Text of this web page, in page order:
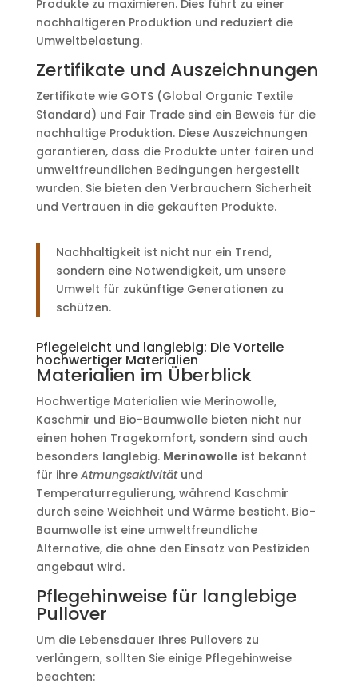
Produkte zu maximieren. Dies führt zu einer
nachhaltigeren Produktion und reduziert die
Umweltbelastung.
Zertifikate und Auszeichnungen
Zertifikate wie GOTS (Global Organic Textile
Standard) und Fair Trade sind ein Beweis für die
nachhaltige Produktion. Diese Auszeichnungen
garantieren, dass die Produkte unter fairen und
umweltfreundlichen Bedingungen hergestellt
wurden. Sie bieten den Verbrauchern Sicherheit
und Vertrauen in die gekauften Produkte.
Nachhaltigkeit ist nicht nur ein Trend,
sondern eine Notwendigkeit, um unsere
Umwelt für zukünftige Generationen zu
schützen.
Pflegeleicht und langlebig: Die Vorteile
hochwertiger Materialien
Materialien im Überblick
Hochwertige Materialien wie Merinowolle,
Kaschmir und Bio-Baumwolle bieten nicht nur
einen hohen Tragekomfort, sondern sind auch
besonders langlebig. Merinowolle ist bekannt
für ihre Atmungsaktivitätund
Temperaturregulierung, während Kaschmir
durch seine Weichheit und Wärme besticht. Bio-
Baumwolle ist eine umweltfreundliche
Alternative, die ohne den Einsatz von Pestiziden
angebaut wird.
Pflegehinweise für langlebige
Pullover
Um die Lebensdauer Ihres Pullovers zu
verlängern, sollten Sie einige Pflegehinweise
beachten: